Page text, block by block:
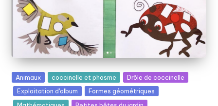
Posted
in
Animaux coccinelle et phasme
Drôle de coccinelle
Exploitation d'album
Formes géométriques